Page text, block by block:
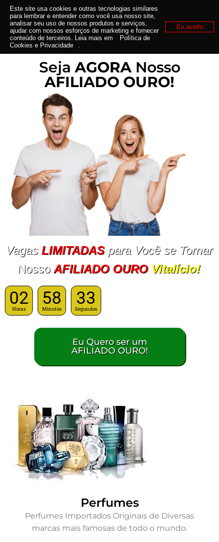
Seja AGORANosso
AFILIADO OURO!
VagasLIMITADAS para Você se Tornar
Nosso AFILIADO OURO Vitalício!
02
Horas
58
Minutos
32
Segundos
Eu Quero ser um
AFILIADO OURO!
Perfumes
Perfumes Importados Originais de Diversas
marcas mais famosas de todo o mundo.
Este site usa cookies e outras tecnologias similares
para lembrar e entender como você usa nosso site,
analisar seu uso de nossos produtos e serviços,
ajudar com nossos esforços de marketing e fornecer
conteúdo de terceiros. Leia mais em
Política de
Cookies e Privacidade
.
Eu aceito